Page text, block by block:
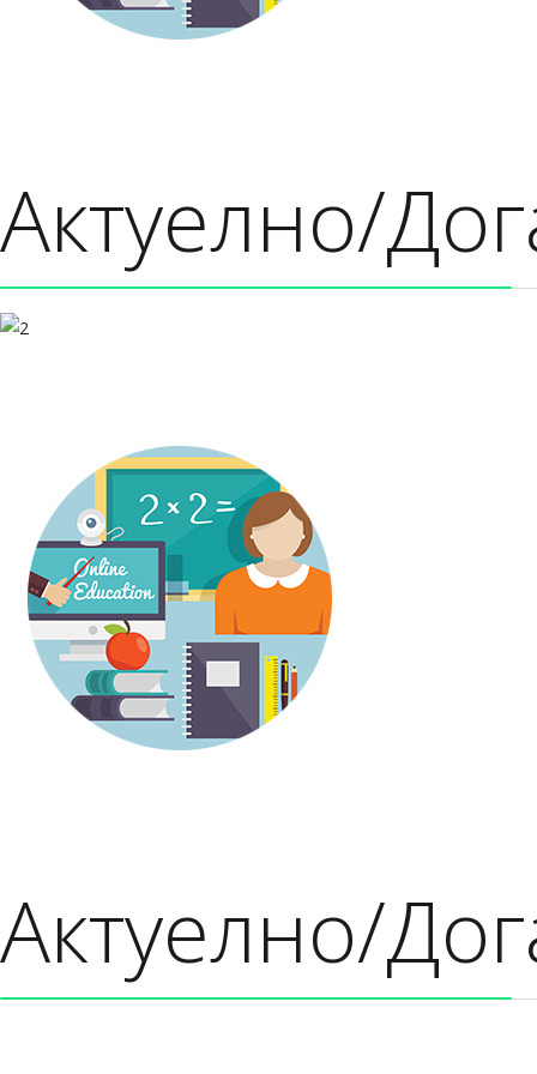
Актуелно/
Актуелно/